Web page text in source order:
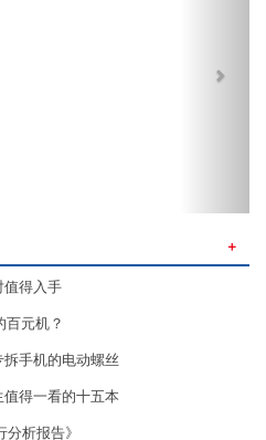
＋
值得入手
百元机？
手机的电动螺丝
得一看的十五本
分析报告》